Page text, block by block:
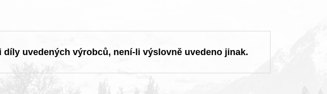
uvedených výrobců, není-li výslovně uvedeno jinak.